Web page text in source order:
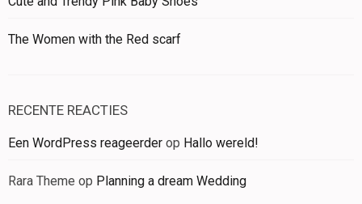
The Women with the Red scarf
RECENTE REACTIES
Een WordPress reageerder op Hallo wereld!
Rara Theme op Planning a dream Wedding